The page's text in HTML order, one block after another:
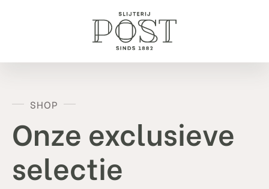
SHOP
Onze exclusieve
selectie